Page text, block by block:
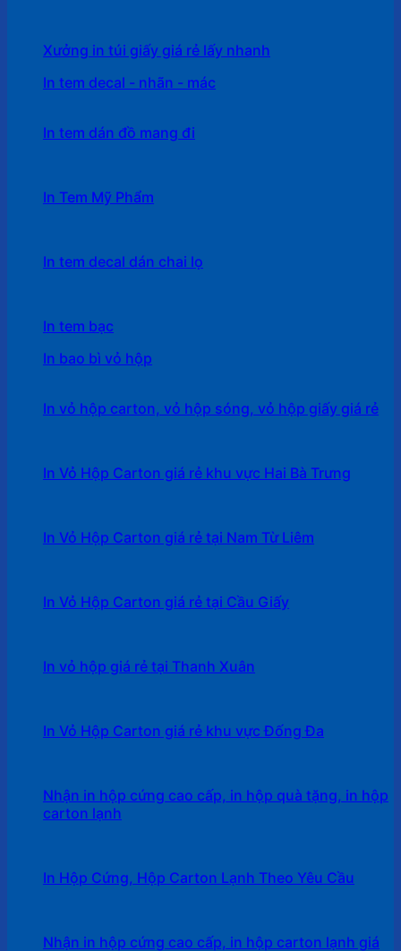
Xưởng in túi giấy giá rẻ lấy nhanh
In tem decal - nhãn - mác
In tem dán đồ mang đi
In Tem Mỹ Phẩm
In tem decal dán chai lọ
In tem bạc
In bao bì vỏ hộp
In vỏ hộp carton, vỏ hộp sóng, vỏ hộp giấy giá rẻ
In Vỏ Hộp Carton giá rẻ khu vực Hai Bà Trưng
In Vỏ Hộp Carton giá rẻ tại Nam Từ Liêm
In Vỏ Hộp Carton giá rẻ tại Cầu Giấy
In vỏ hộp giá rẻ tại Thanh Xuân
In Vỏ Hộp Carton giá rẻ khu vực Đống Đa
Nhận in hộp cứng cao cấp, in hộp quà tặng, in hộp
carton lạnh
In Hộp Cứng, Hộp Carton Lạnh Theo Yêu Cầu
Nhận in hộp cứng cao cấp, in hộp carton lạnh giá